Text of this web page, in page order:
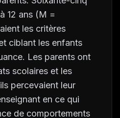
12 ans (M =
les critères
ciblant les enfants
Les parents ont
scolaires et les
percevaient leur
en ce qui
de comportements